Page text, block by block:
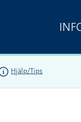
Hjälp/Tips